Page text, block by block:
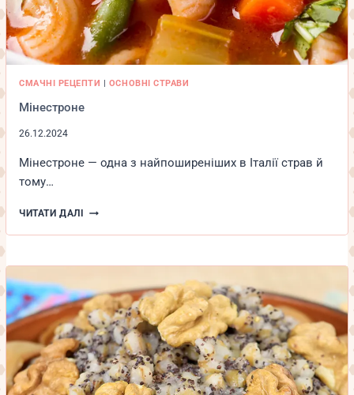
СМАЧНІ РЕЦЕПТИ | ОСНОВНІ СТРАВИ
Мінестроне
26.12.2024
Мінестроне — одна з найпоширеніших в Італії страв й
тому…
ЧИТАТИ ДАЛІ МІНЕСТРОНЕ